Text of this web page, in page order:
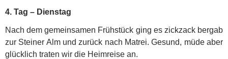
4. Tag – Dienstag
Nach dem gemeinsamen Frühstück ging es zickzack bergab
zur Steiner Alm und zurück nach Matrei. Gesund, müde aber
glücklich traten wir die Heimreise an.